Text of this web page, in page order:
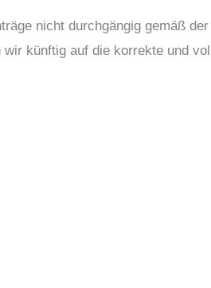
nicht durchgängig gemäß
künftig auf die korrekte und